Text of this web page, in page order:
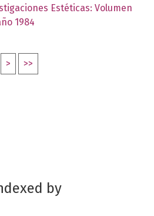
Estéticas: Volumen
1984
> >>
by